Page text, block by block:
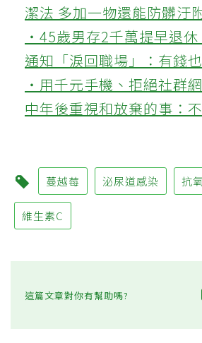
潔法 多加一物還能防髒汙
‧45歲男存2千萬提早退休
通知「淚回職場」：有錢
‧用千元手機、拒絕社群
中年後重視和放棄的事：
蔓越莓 泌尿道感染 抗
維生素C
這篇文章對你有幫助嗎?